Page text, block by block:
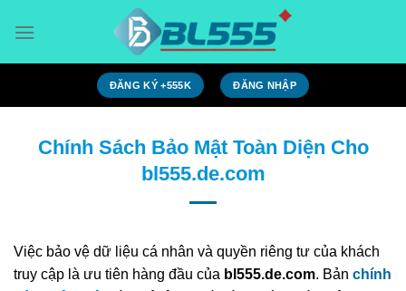
qua
ĐĂNG KÝ +555K ĐĂNG NHẬP
Chính Sách Bảo Mật Toàn Diện Cho
bl555.de.com
Việc bảo vệ dữ liệu cá nhân và quyền riêng tư của khách
truy cập là ưu tiên hàng đầu của bl555.de.com. Bản chính